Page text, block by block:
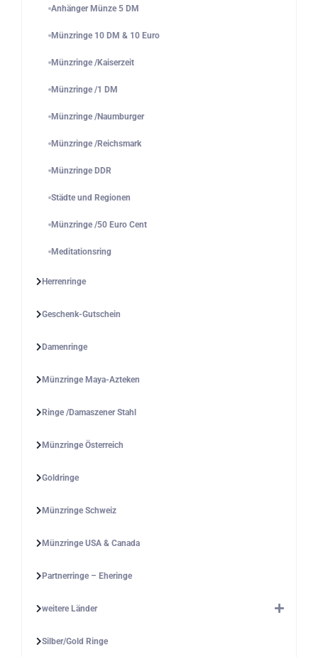
Anhänger Münze 5 DM
Münzringe 10 DM & 10 Euro
Münzringe /Kaiserzeit
Münzringe /1 DM
Münzringe /Naumburger
Münzringe /Reichsmark
Münzringe DDR
Städte und Regionen
Münzringe /50 Euro Cent
Meditationsring
Herrenringe
Geschenk-Gutschein
Damenringe
Münzringe Maya-Azteken
Ringe /Damaszener Stahl
Münzringe Österreich
Goldringe
Münzringe Schweiz
Münzringe USA & Canada
Partnerringe – Eheringe
weitere Länder
Silber/Gold Ringe